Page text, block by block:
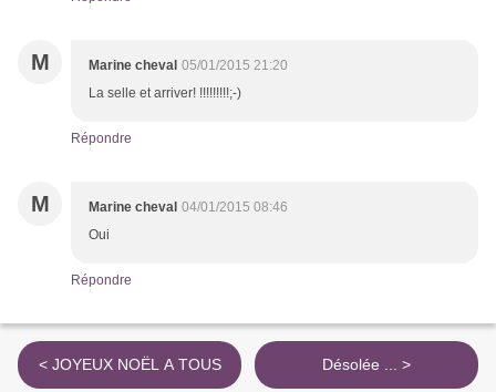
M Marine cheval 05/01/2015 21:20
La selle et arriver! !!!!!!!!!;-)
Répondre
M Marine cheval 04/01/2015 08:46
Oui
Répondre
< JOYEUX NOËL A TOUS Désolée ... >